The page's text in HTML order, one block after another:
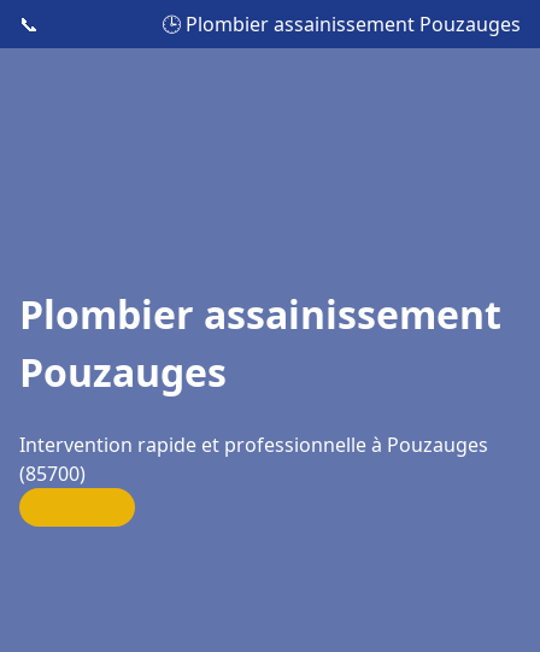
📞 🕒 Plombier assainissement Pouzauges
Plombier assainissement
Pouzauges
Intervention rapide et professionnelle à Pouzauges
(85700)